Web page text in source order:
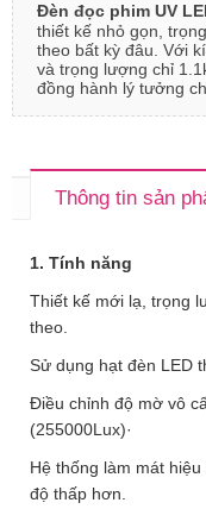
Đèn đọc phim UV
thiết kế nhỏ gọn,
theo bất kỳ đâu. Với
và trọng lượng chỉ
đồng hành lý tưởng
Thông tin sản
1. Tính năng
Thiết kế mới lạ, trọng
theo.
Sử dụng hạt đèn LED
Điều chỉnh độ mờ vô
(255000Lux)·
Hệ thống làm mát
độ thấp hơn.